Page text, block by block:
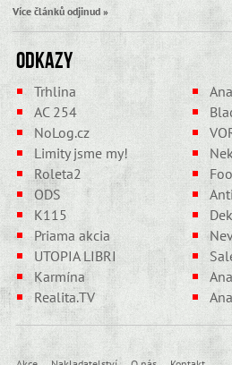
Více článků odjinud »
Odkazy
Trhlina
AC 254
NoLog.cz
Limity jsme my!
Roleta2
ODS
K115
Priama akcia
UTOPIA LIBRI
Karmína
Realita.TV